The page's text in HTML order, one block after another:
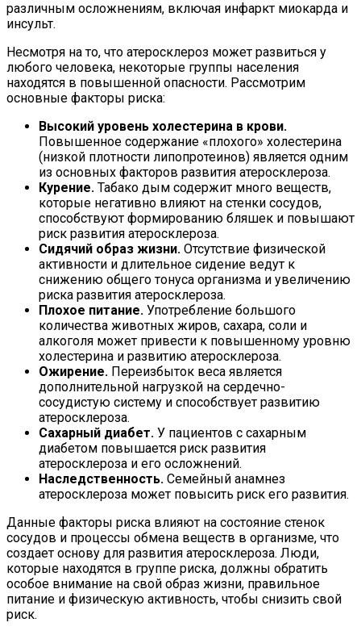
различным осложнениям, включая инфаркт миокарда и
инсульт.
Несмотря на то, что атеросклероз может развиться у
любого человека, некоторые группы населения
находятся в повышенной опасности. Рассмотрим
основные факторы риска:
Высокий уровень холестерина в крови.
Повышенное содержание «плохого» холестерина
(низкой плотности липопротеинов) является одним
из основных факторов развития атеросклероза.
Курение. Табако дым содержит много веществ,
которые негативно влияют на стенки сосудов,
способствуют формированию бляшек и повышают
риск развития атеросклероза.
Сидячий образ жизни. Отсутствие физической
активности и длительное сидение ведут к
снижению общего тонуса организма и увеличению
риска развития атеросклероза.
Плохое питание. Употребление большого
количества животных жиров, сахара, соли и
алкоголя может привести к повышенному уровню
холестерина и развитию атеросклероза.
Ожирение. Переизбыток веса является
дополнительной нагрузкой на сердечно-
сосудистую систему и способствует развитию
атеросклероза.
Сахарный диабет. У пациентов с сахарным
диабетом повышается риск развития
атеросклероза и его осложнений.
Наследственность. Семейный анамнез
атеросклероза может повысить риск его развития.
Данные факторы риска влияют на состояние стенок
сосудов и процессы обмена веществ в организме, что
создает основу для развития атеросклероза. Люди,
которые находятся в группе риска, должны обратить
особое внимание на свой образ жизни, правильное
питание и физическую активность, чтобы снизить свой
риск.